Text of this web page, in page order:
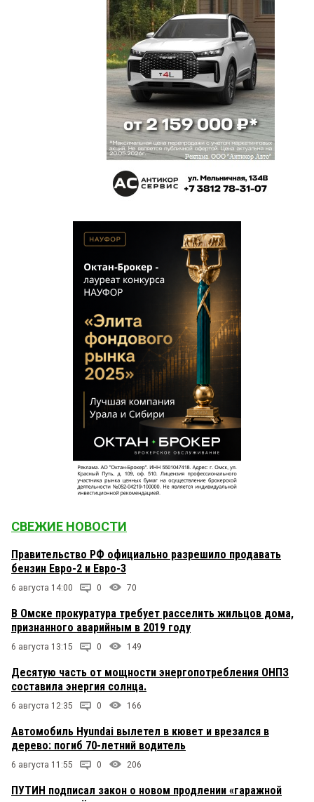
СВЕЖИЕ НОВОСТИ
Правительство РФ официально разрешило продавать
бензин Евро-2 и Евро-3
6 августа 14:00 0 70
В Омске прокуратура требует расселить жильцов дома,
признанного аварийным в 2019 году
6 августа 13:15 0 149
Десятую часть от мощности энергопотребления ОНПЗ
составила энергия солнца.
6 августа 12:35 0 166
Автомобиль Hyundai вылетел в кювет и врезался в
дерево: погиб 70-летний водитель
6 августа 11:55 0 206
ПУТИН подписал закон о новом продлении «гаражной